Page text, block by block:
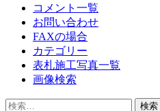
コメント一覧
お問い合わせ
FAXの場合
カテゴリー
表札施工写真一覧
画像検索
検